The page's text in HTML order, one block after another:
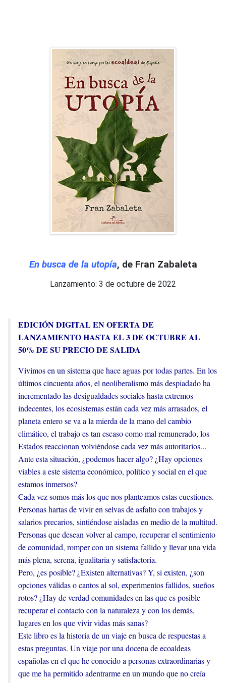
En busca de la utopía, de Fran Zabaleta
Lanzamiento: 3 de octubre de 2022
EDICIÓN DIGITAL EN OFERTA DE
LANZAMIENTO HASTA EL 3 DE OCTUBRE AL
50% DE SU PRECIO DE SALIDA
Vivimos en un sistema que hace aguas por todas partes. En los
últimos cincuenta años, el neoliberalismo más despiadado ha
incrementado las desigualdades sociales hasta extremos
indecentes, los ecosistemas están cada vez más arrasados, el
planeta entero se va a la mierda de la mano del cambio
climático, el trabajo es tan escaso como mal remunerado, los
Estados reaccionan volviéndose cada vez más autoritarios...
Ante esta situación, ¿podemos hacer algo? ¿Hay opciones
viables a este sistema económico, político y social en el que
estamos inmersos?
Cada vez somos más los que nos planteamos estas cuestiones.
Personas hartas de vivir en selvas de asfalto con trabajos y
salarios precarios, sintiéndose aisladas en medio de la multitud.
Personas que desean volver al campo, recuperar el sentimiento
de comunidad, romper con un sistema fallido y llevar una vida
más plena, serena, igualitaria y satisfactoria.
Pero, ¿es posible? ¿Existen alternativas? Y, si existen, ¿son
opciones válidas o cantos al sol, experimentos fallidos, sueños
rotos? ¿Hay de verdad comunidades en las que es posible
recuperar el contacto con la naturaleza y con los demás,
lugares en los que vivir vidas más sanas?
Este libro es la historia de un viaje en busca de respuestas a
estas preguntas. Un viaje por una docena de ecoaldeas
españolas en el que he conocido a personas extraordinarias y
que me ha permitido adentrarme en un mundo que no creía